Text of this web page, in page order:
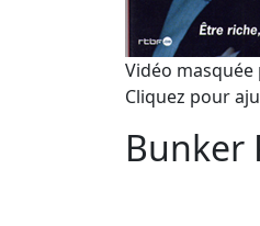
Vidéo masquée
Cliquez pour
Bunker